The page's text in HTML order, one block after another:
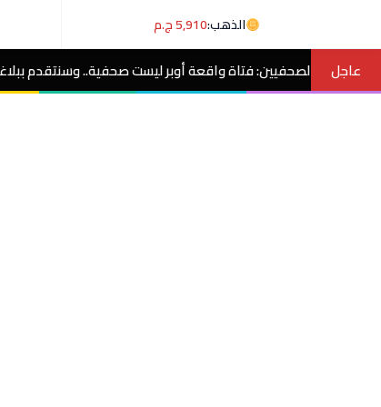
الذهب:5,910 ج.م
عاجل
فتاة واقعة أوبر ليست صحفية.. وسنتقدم ببلاغات ضد منتحلي الصفة